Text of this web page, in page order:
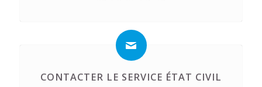
CONTACTER LE SERVICE ÉTAT CIVIL